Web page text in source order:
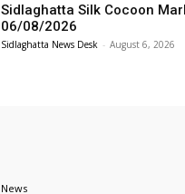
Sidlaghatta Silk Cocoon
06/08/2026
Sidlaghatta News Desk - August 6, 2026
News